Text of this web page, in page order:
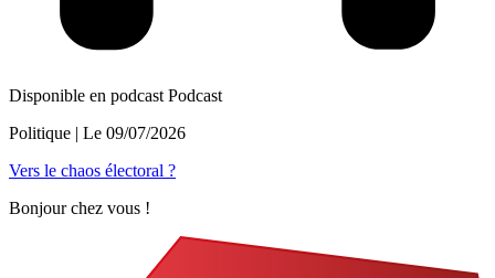
Disponible en podcast Podcast
Politique | Le 09/07/2026
Vers le chaos électoral ?
Bonjour chez vous !